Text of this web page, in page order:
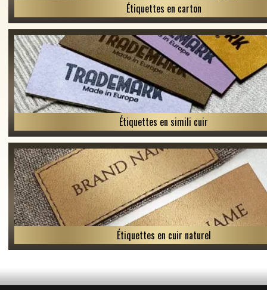
Étiquettes en carton
Étiquettes en simili cuir
Étiquettes en cuir naturel